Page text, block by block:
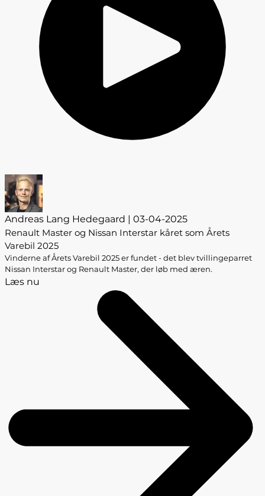
Andreas Lang Hedegaard | 03-04-2025
Renault Master og Nissan Interstar kåret som Årets
Varebil 2025
Vinderne af Årets Varebil 2025 er fundet - det blev tvillingeparret
Nissan Interstar og Renault Master, der løb med æren.
Læs nu